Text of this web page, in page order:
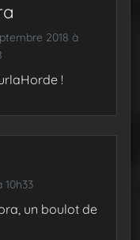
2018 à
!
10h33
un boulot de